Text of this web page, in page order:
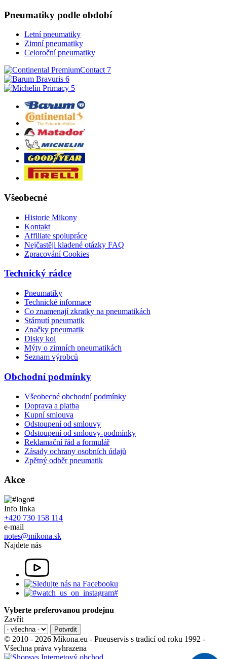
Pneumatiky podle období
Letní pneumatiky
Zimní pneumatiky
Celoroční pneumatiky
Všeobecné
Historie Mikony
Kontakt
Affiliate spolupráce
Nejčastěji kladené otázky FAQ
Zpracování Cookies
Technický rádce
Pneumatiky
Technické informace
Co znamenají zkratky na pneumatikách
Stárnutí pneumatik
Značky pneumatik
Disky kol
Mýty o zimních pneumatikách
Seznam výrobců
Obchodní podmínky
Všeobecné obchodní podmínky
Doprava a platba
Kupní smlouva
Odstoupení od smlouvy
Odstoupení od smlouvy-podmínky
Reklamační řád a formulář
Zásady ochrany osobních údajů
Zpětný odběr pneumatik
Akce
Info linka
+420 730 158 114
e-mail
notes@mikona.sk
Najdete nás
Vyberte preferovanou prodejnu
Zavřít
© 2010 - 2026 Mikona.eu - Pneuservis s tradicí od roku 1992 -
Všechna práva vyhrazena